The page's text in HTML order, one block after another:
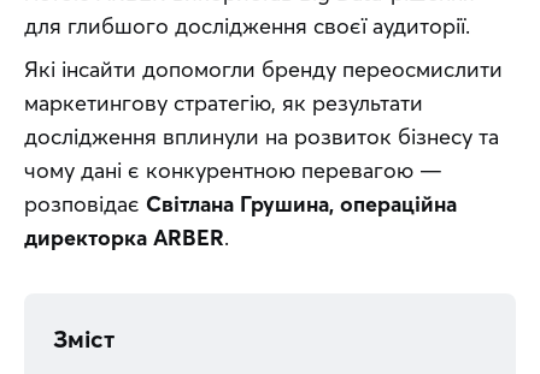
для глибшого дослідження своєї аудиторії.
Які інсайти допомогли бренду переосмислити
маркетингову стратегію, як результати
дослідження вплинули на розвиток бізнесу та
чому дані є конкурентною перевагою —
розповідає Світлана Грушина, операційна
директорка ARBER.
Зміст